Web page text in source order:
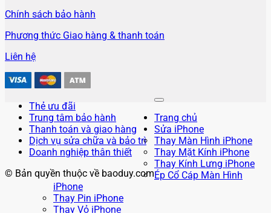
Chính sách bảo hành
Phương thức Giao hàng & thanh toán
Liên hệ
Thẻ ưu đãi
Trung tâm bảo hành
Thanh toán và giao hàng
Dịch vụ sửa chữa và bảo trì
Doanh nghiệp thân thiết
© Bản quyền thuộc về baoduy.com
Trang chủ
Sửa iPhone
Thay Màn Hình iPhone
Thay Mặt Kính iPhone
Thay Kính Lưng iPhone
Ép Cổ Cáp Màn Hình
iPhone
Thay Pin iPhone
Thay Vỏ iPhone